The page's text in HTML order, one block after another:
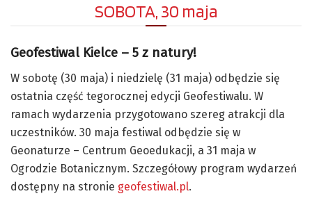
SOBOTA, 30 maja
Geofestiwal Kielce – 5 z natury!
W sobotę (30 maja) i niedzielę (31 maja) odbędzie się
ostatnia część tegorocznej edycji Geofestiwalu. W
ramach wydarzenia przygotowano szereg atrakcji dla
uczestników. 30 maja festiwal odbędzie się w
Geonaturze – Centrum Geoedukacji, a 31 maja w
Ogrodzie Botanicznym. Szczegółowy program wydarzeń
dostępny na stronie geofestiwal.pl.